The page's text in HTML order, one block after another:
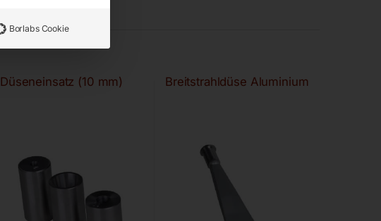
Düseneinsatz (10 mm) Breitstrahldüse Aluminium
Borlabs Cookie